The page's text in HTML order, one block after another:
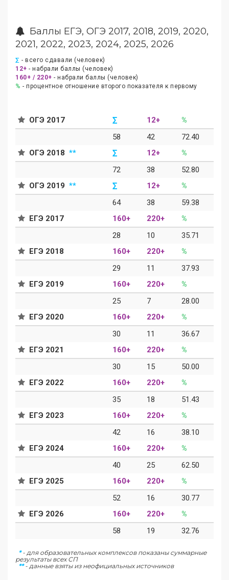
Баллы ЕГЭ, ОГЭ 2017, 2018, 2019, 2020,
2021, 2022, 2023, 2024, 2025, 2026
∑ - всего сдавали (человек)
12+ - набрали баллы (человек)
160+ / 220+ - набрали баллы (человек)
% - процентное отношение второго показателя к первому
ОГЭ 2017 ∑ 12+
%
58
42
72.40
ОГЭ 2018 ** ∑ 12+
%
72
38
52.80
ОГЭ 2019 ** ∑ 12+
%
64
38
59.38
ЕГЭ 2017
160+ 220+
%
28
10
35.71
ЕГЭ 2018
160+ 220+
%
29
11
37.93
ЕГЭ 2019
160+ 220+
%
25
7
28.00
ЕГЭ 2020
160+ 220+
%
30
11
36.67
ЕГЭ 2021
160+ 220+
%
30
15
50.00
ЕГЭ 2022
160+ 220+
%
35
18
51.43
ЕГЭ 2023
160+ 220+
%
42
16
38.10
ЕГЭ 2024
160+ 220+
%
40
25
62.50
ЕГЭ 2025
160+ 220+
%
52
16
30.77
ЕГЭ 2026
160+ 220+
%
58
19 32.76
*- для образовательных комплексов показаны суммарные
результаты всех СП
**- данные взяты из неофициальных источников